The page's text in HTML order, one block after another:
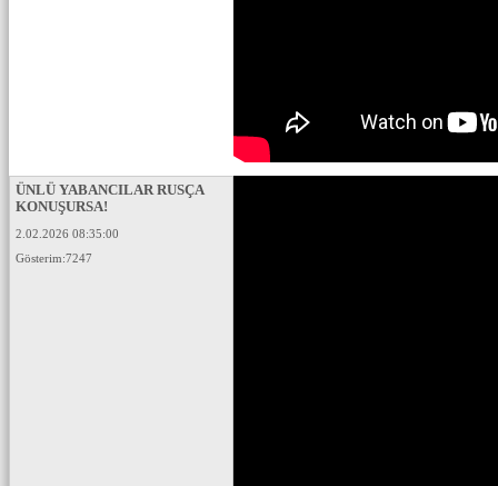
ÜNLÜ YABANCILAR RUSÇA
KONUŞURSA!
2.02.2026 08:35:00
Gösterim:7247